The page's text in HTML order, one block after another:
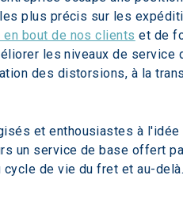
plus précis sur les
bout de nos clients et de
les niveaux de
des distorsions, à la
et enthousiastes à
un service de base offert
de vie du fret et au-delà.